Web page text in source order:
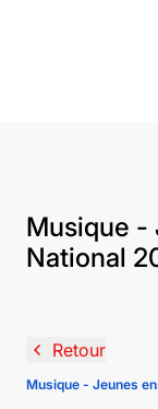
Musique -
National
navigate_before Retour
Musique - Jeunes